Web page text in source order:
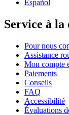
Español
Service à la
Pour nous
Assistance
Mon compte
Paiements
Conseils
FAQ
Accessibilité
Évaluations